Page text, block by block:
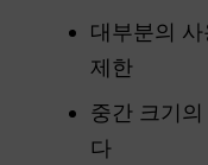
대부분의
제한
중간 크기
다